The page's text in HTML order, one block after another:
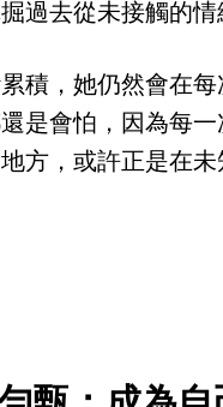
過去從未接觸的情
積，她仍然會在
是會怕，因為每
方，或許正是在